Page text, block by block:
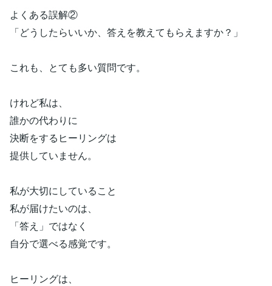
よくある誤解②
「どうしたらいいか、答えを教えてもらえますか？」
これも、とても多い質問です。
けれど私は、
誰かの代わりに
決断をするヒーリングは
提供していません。
私が大切にしていること
私が届けたいのは、
「答え」ではなく
自分で選べる感覚です。
ヒーリングは、